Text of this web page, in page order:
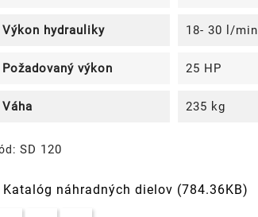
Výkon hydrauliky 18- 30 l/min
Požadovaný výkon 25 HP
Váha 235 kg
SD 120
Katalóg náhradných dielov (784.36KB)